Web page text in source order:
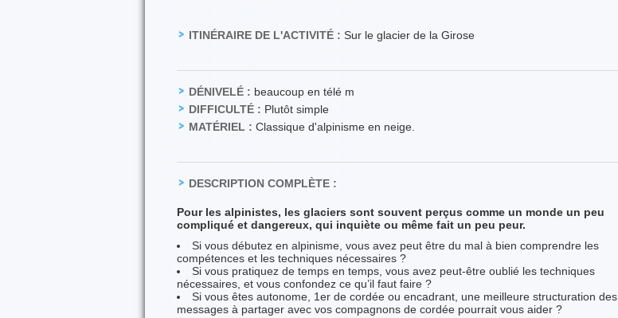
ITINÉRAIRE DE L'ACTIVITÉ : Sur le glacier de la Girose
DÉNIVELÉ : beaucoup en télé m
DIFFICULTÉ : Plutôt simple
MATÉRIEL : Classique d'alpinisme en neige.
DESCRIPTION COMPLÈTE :
Pour les alpinistes, les glaciers sont souvent perçus comme un monde un peu
compliqué et dangereux, qui inquiète ou même fait un peu peur.
Si vous débutez en alpinisme, vous avez peut être du mal à bien comprendre les
compétences et les techniques nécessaires ?
Si vous pratiquez de temps en temps, vous avez peut-être oublié les techniques
nécessaires, et vous confondez ce qu’il faut faire ?
Si vous êtes autonome, 1er de cordée ou encadrant, une meilleure structuration des
messages à partager avec vos compagnons de cordée pourrait vous aider ?